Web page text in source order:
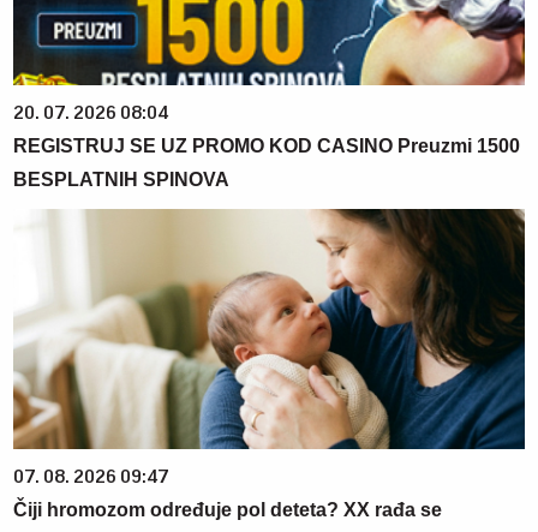
20. 07. 2026 08:04
REGISTRUJ SE UZ PROMO KOD CASINO Preuzmi 1500
BESPLATNIH SPINOVA
07. 08. 2026 09:47
Čiji hromozom određuje pol deteta? XX rađa se